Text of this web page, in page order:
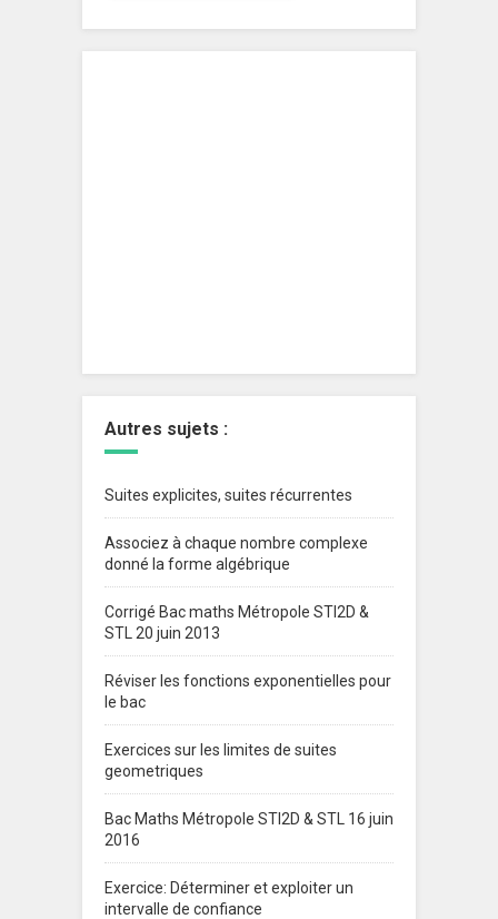
Autres sujets :
Suites explicites, suites récurrentes
Associez à chaque nombre complexe
donné la forme algébrique
Corrigé Bac maths Métropole STI2D &
STL 20 juin 2013
Réviser les fonctions exponentielles pour
le bac
Exercices sur les limites de suites
geometriques
Bac Maths Métropole STI2D & STL 16 juin
2016
Exercice: Déterminer et exploiter un
intervalle de confiance